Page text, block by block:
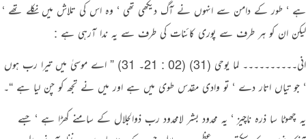
ہے ‘ طور کے دامن سے انہوں نے آگ دیکھی تھی ‘ وہ اس کی تلاش میں نکلے تھے ‘
لیکن ان کو ہر طرف سے پوری کائنات کی طرف سے یہ ندا آرہی ہے :
انی۔۔۔۔۔۔۔۔۔۔ لما یوحی (31) (02 : 21۔ 31) ” اے موسیٰ میں تیرا رب ہوں
‘ جو تیاں اتار دے ‘ تو وادی مقدس طوی میں ہے اور میں نے تجھ کو چن لیا ہے “۔
یہ چھوٹا سا ذرہ ناچیز ‘ یہ محدود بشر لامحدود رب ذوالجلال کے سامنے کھڑا ہے ‘ جسے